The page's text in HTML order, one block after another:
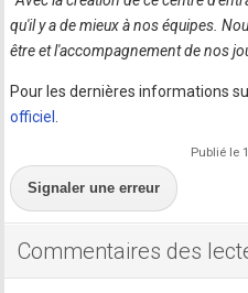
qu'il y a de mieux à nos équipes.
être et l'accompagnement de nos
Pour les dernières informations
officiel
Publié le
Signaler une erreur
Commentaires des